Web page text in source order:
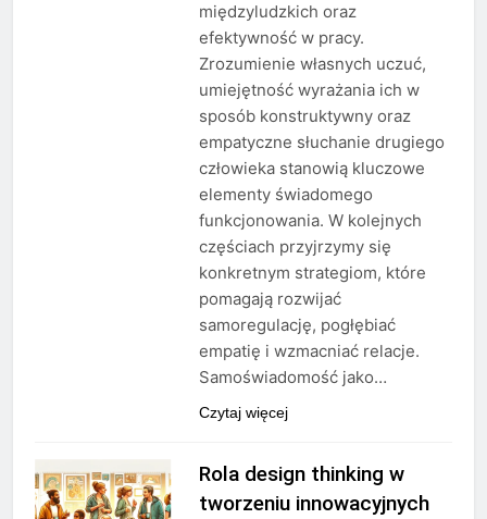
międzyludzkich oraz
efektywność w pracy.
Zrozumienie własnych uczuć,
umiejętność wyrażania ich w
sposób konstruktywny oraz
empatyczne słuchanie drugiego
człowieka stanowią kluczowe
elementy świadomego
funkcjonowania. W kolejnych
częściach przyjrzymy się
konkretnym strategiom, które
pomagają rozwijać
samoregulację, pogłębiać
empatię i wzmacniać relacje.
Samoświadomość jako…
Czytaj więcej
Rola design thinking w
tworzeniu innowacyjnych